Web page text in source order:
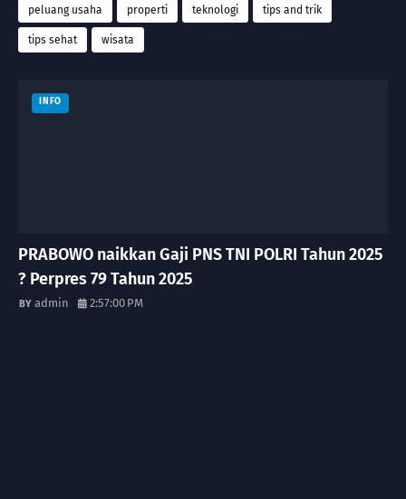
peluang usaha properti teknologi tips and trik
tips sehat wisata
INFO
PRABOWO naikkan Gaji PNS TNI POLRI Tahun 2025
? Perpres 79 Tahun 2025
admin 2:57:00 PM